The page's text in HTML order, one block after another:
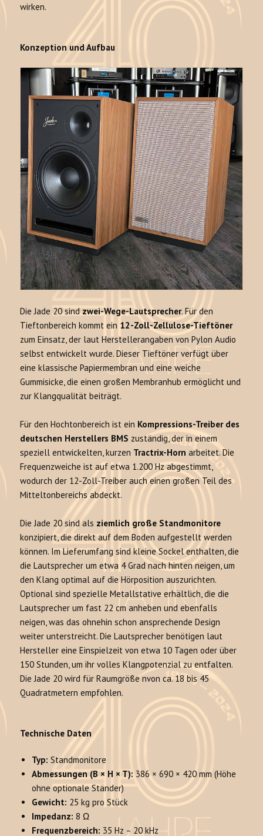
wirken.
Konzeption und Aufbau
Die Jade 20 sind zwei-Wege-Lautsprecher. Für den
Tieftonbereich kommt ein 12-Zoll-Zellulose-Tieftöner
zum Einsatz, der laut Herstellerangaben von Pylon Audio
selbst entwickelt wurde. Dieser Tieftöner verfügt über
eine klassische Papiermembran und eine weiche
Gummisicke, die einen großen Membranhub ermöglicht und
zur Klangqualität beiträgt.
Für den Hochtonbereich ist ein Kompressions-Treiber des
deutschen Herstellers BMS zuständig, der in einem
speziell entwickelten, kurzen Tractrix-Horn arbeitet. Die
Frequenzweiche ist auf etwa 1.200 Hz abgestimmt,
wodurch der 12-Zoll-Treiber auch einen großen Teil des
Mitteltonbereichs abdeckt.
Die Jade 20 sind als ziemlich große Standmonitore
konzipiert, die direkt auf dem Boden aufgestellt werden
können. Im Lieferumfang sind kleine Sockel enthalten, die
die Lautsprecher um etwa 4 Grad nach hinten neigen, um
den Klang optimal auf die Hörposition auszurichten.
Optional sind spezielle Metallstative erhältlich, die die
Lautsprecher um fast 22 cm anheben und ebenfalls
neigen, was das ohnehin schon ansprechende Design
weiter unterstreicht. Die Lautsprecher benötigen laut
Hersteller eine Einspielzeit von etwa 10 Tagen oder über
150 Stunden, um ihr volles Klangpotenzial zu entfalten.
Die Jade 20 wird für Raumgröße nvon ca. 18 bis 45
Quadratmetern empfohlen.
Technische Daten
Typ: Standmonitore
Abmessungen (B × H × T): 386 × 690 × 420 mm (Höhe
ohne optionale Ständer)
Gewicht: 25 kg pro Stück
Impedanz: 8 Ω
Frequenzbereich: 35 Hz – 20 kHz